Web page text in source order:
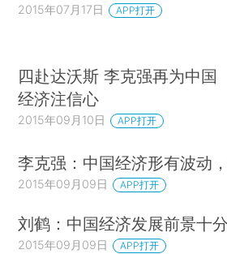
2015年07月17日 APP打开
四赴达沃斯 李克强再为中国
经济注信心
2015年09月10日 APP打开
李克强：中国经济形有波动
2015年09月09日 APP打开
刘鹤：中国经济发展前景十
2015年09月09日 APP打开